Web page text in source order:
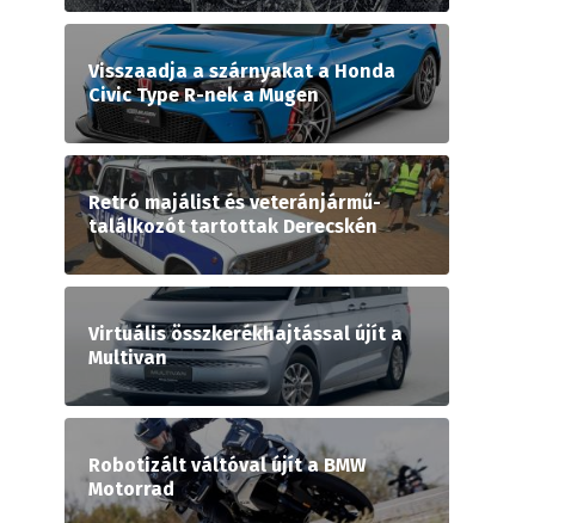
Visszaadja a szárnyakat a Honda
Civic Type R-nek a Mugen
Retró majálist és veteránjármű-
találkozót tartottak Derecskén
Virtuális összkerékhajtással újít a
Multivan
Robotizált váltóval újít a BMW
Motorrad